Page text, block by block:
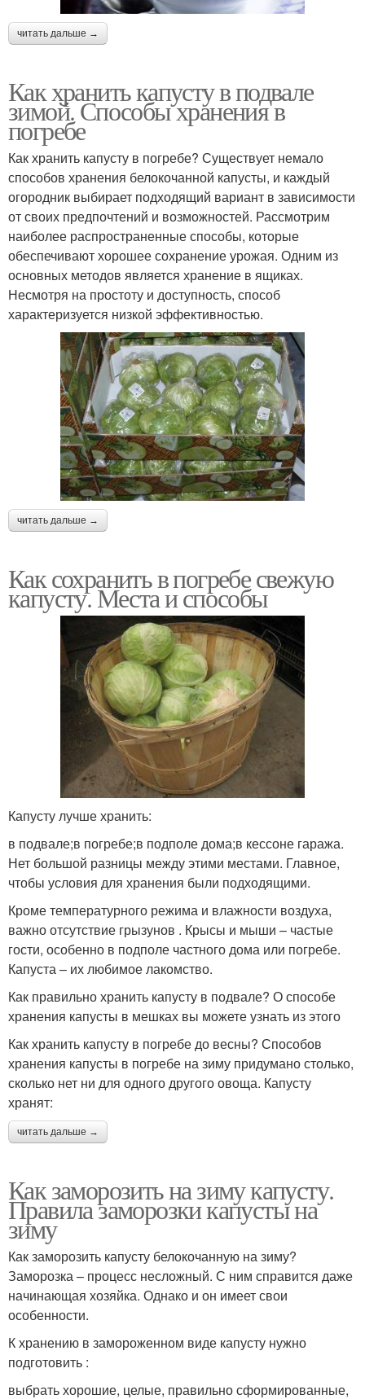
читать дальше →
Как хранить капусту в подвале
зимой. Способы хранения в
погребе
Как хранить капусту в погребе? Существует немало
способов хранения белокочанной капусты, и каждый
огородник выбирает подходящий вариант в зависимости
от своих предпочтений и возможностей. Рассмотрим
наиболее распространенные способы, которые
обеспечивают хорошее сохранение урожая. Одним из
основных методов является хранение в ящиках.
Несмотря на простоту и доступность, способ
характеризуется низкой эффективностью.
читать дальше →
Как сохранить в погребе свежую
капусту. Места и способы
Капусту лучше хранить:
в подвале;в погребе;в подполе дома;в кессоне гаража.
Нет большой разницы между этими местами. Главное,
чтобы условия для хранения были подходящими.
Кроме температурного режима и влажности воздуха,
важно отсутствие грызунов . Крысы и мыши – частые
гости, особенно в подполе частного дома или погребе.
Капуста – их любимое лакомство.
Как правильно хранить капусту в подвале? О способе
хранения капусты в мешках вы можете узнать из этого
Как хранить капусту в погребе до весны? Способов
хранения капусты в погребе на зиму придумано столько,
сколько нет ни для одного другого овоща. Капусту
хранят:
читать дальше →
Как заморозить на зиму капусту.
Правила заморозки капусты на
зиму
Как заморозить капусту белокочанную на зиму?
Заморозка – процесс несложный. С ним справится даже
начинающая хозяйка. Однако и он имеет свои
особенности.
К хранению в замороженном виде капусту нужно
подготовить :
выбрать хорошие, целые, правильно сформированные,